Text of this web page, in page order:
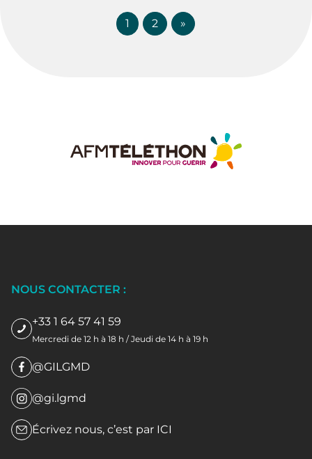
1 2 »
NOUS CONTACTER :
+33 1 64 57 41 59
Mercredi de 12 h à 18 h / Jeudi de 14 h à 19 h
@GILGMD
@gi.lgmd
Écrivez nous, c’est par ICI